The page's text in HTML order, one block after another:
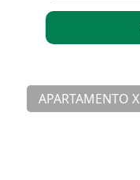
APARTAMENTO X